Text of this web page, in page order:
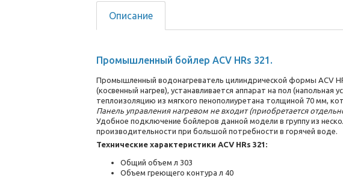
Описание
Промышленный бойлер ACV HRs 321.
Промышленный водонагреватель цилиндрической формы ACV
(косвенный нагрев), устанавливается аппарат на пол
теплоизоляцию из мягкого пенополиуретана толщиной 70 мм,
Панель управления нагревом не входит (приобретается
Удобное подключение бойлеров данной модели в группу из
производительности при большой потребности в горячей воде.
Технические характеристики ACV HRs 321:
Общий объем л 303
Объем греющего контура л 40